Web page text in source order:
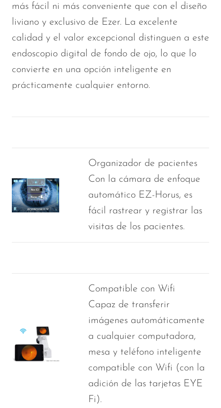
más fácil ni más conveniente que con el diseño
liviano y exclusivo de Ezer. La excelente
calidad y el valor excepcional distinguen a este
endoscopio digital de fondo de ojo, lo que lo
convierte en una opción inteligente en
prácticamente cualquier entorno.
Organizador de pacientes
Con la cámara de enfoque
automático EZ-Horus, es
fácil rastrear y registrar las
visitas de los pacientes.
Compatible con Wifi
Capaz de transferir
imágenes automáticamente
a cualquier computadora,
mesa y teléfono inteligente
compatible con Wifi (con la
adición de las tarjetas EYE
Fi).